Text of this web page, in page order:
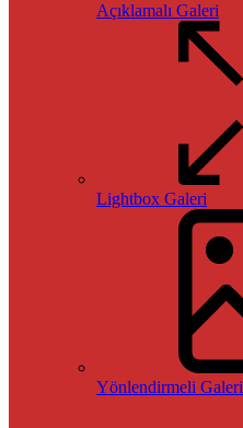
Açıklamalı Galeri
Lightbox Galeri
Yönlendirmeli Galeri